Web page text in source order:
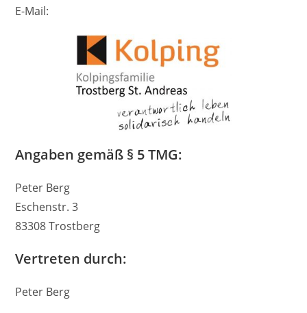
E-Mail:
Angaben gemäß § 5 TMG:
Peter Berg
Eschenstr. 3
83308 Trostberg
Vertreten durch:
Peter Berg